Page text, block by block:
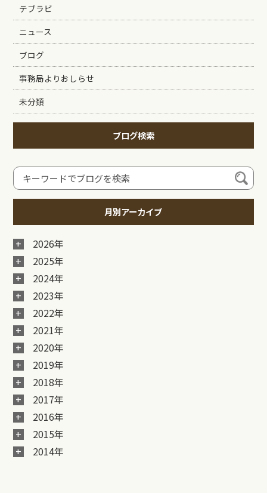
テブラビ
ニュース
ブログ
事務局よりおしらせ
未分類
ブログ検索
月別アーカイブ
2026年
2025年
2024年
2023年
2022年
2021年
2020年
2019年
2018年
2017年
2016年
2015年
2014年